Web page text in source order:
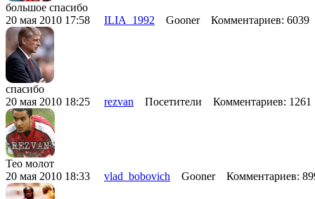
большое спасибо
20 мая 2010 17:58 ILIA_1992 Gooner Комментариев: 6039
спасибо
20 мая 2010 18:25 rezvan Посетители Комментариев:
Тео молот
20 мая 2010 18:33 vlad_bobovich Gooner Комментариев: